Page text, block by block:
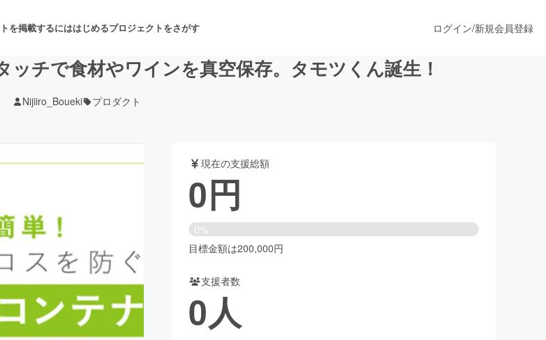
を掲載するにははじめるプロジェクトをさがす
舞台・パフォーマンス
アニメ・漫画
ビューティー・ヘルスケア
ログイン/新規会員登録
ッチで食材やワインを真空保存。タモツくん誕生！
Nijiiro_Boueki プロダクト
現在の支援総額
0円
0%
目標金額は200,000円
支援者数
0人